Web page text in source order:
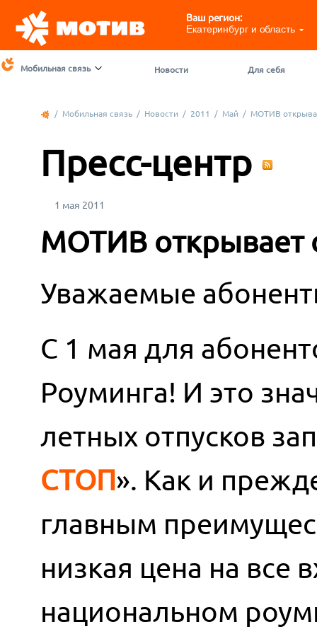
Ваш регион:
Екатеринбург и область
Мобильная связь Новости Для себя
/ Мобильная связь / Новости / 2011 / Май / МОТИВ
Пресс-центр
1 мая 2011
МОТИВ открывает
Уважаемые
С 1 мая для
Роуминга! И это
летных отпусков
СТОП». Как и
главным
низкая цена на
национальном